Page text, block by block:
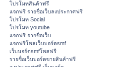
โปรโมทสินค้าฟรี
แจกฟรี รายชื่อเว็บลงประกาศฟรี
โปรโมท Social
โปรโมท youtube
แจกฟรี รายชื่อเว็บ
แจกฟรีโพสเว็บบอร์ดsmf
เว็บบอร์ดsmfโพสฟรี
รายชื่อเว็บบอร์ดขายสินค้าฟรี